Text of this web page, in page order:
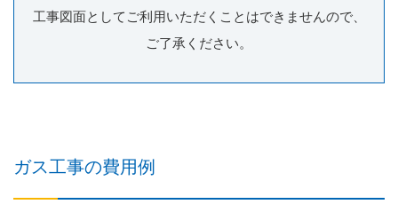
工事図面としてご利用いただくことはできませんので、
ご了承ください。
ガス工事の費用例